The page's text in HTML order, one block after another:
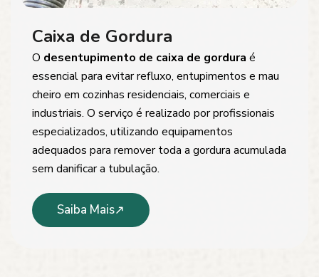
Caixa de Gordura
O desentupimento de caixa de gordura é
essencial para evitar refluxo, entupimentos e mau
cheiro em cozinhas residenciais, comerciais e
industriais. O serviço é realizado por profissionais
especializados, utilizando equipamentos
adequados para remover toda a gordura acumulada
sem danificar a tubulação.
Saiba Mais